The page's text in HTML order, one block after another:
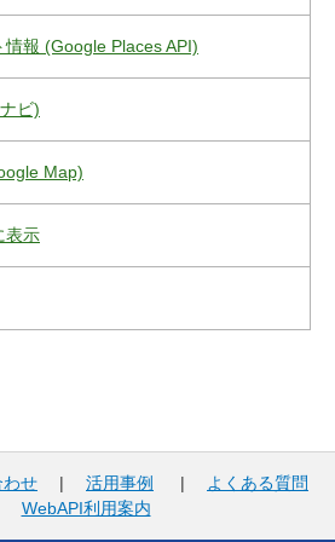
報 (Google Places API)
ビ)
Map)
表示
わせ | 活用事例 |
よくある質問
WebAPI利用案内